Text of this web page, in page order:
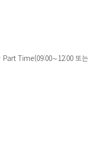
Part Time(09:00∼12:00 또는